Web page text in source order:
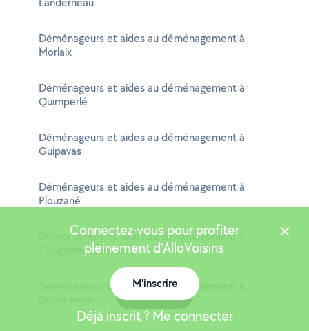
Déménageurs et aides au déménagement à
Morlaix
Déménageurs et aides au déménagement à
Quimperlé
Déménageurs et aides au déménagement à
Guipavas
Déménageurs et aides au déménagement à
Plouzané
Déménageurs et aides au déménagement à
Plougastel-Daoulas
Déménageurs et aides au déménagement à
Connectez-vous pour profiter
pleinement d'AlloVoisins
M'inscrire
Déjà inscrit ? Me connecter